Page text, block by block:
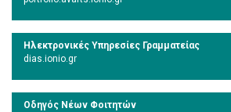
Ηλεκτρονικές Υπηρεσίες Γραμματείας
dias.ionio.gr
Οδηγός Νέων Φοιτητών